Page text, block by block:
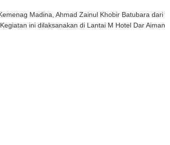
Madina, Ahmad Zainul Khobir Batubara dari
ini dilaksanakan di Lantai M Hotel Dar Aiman